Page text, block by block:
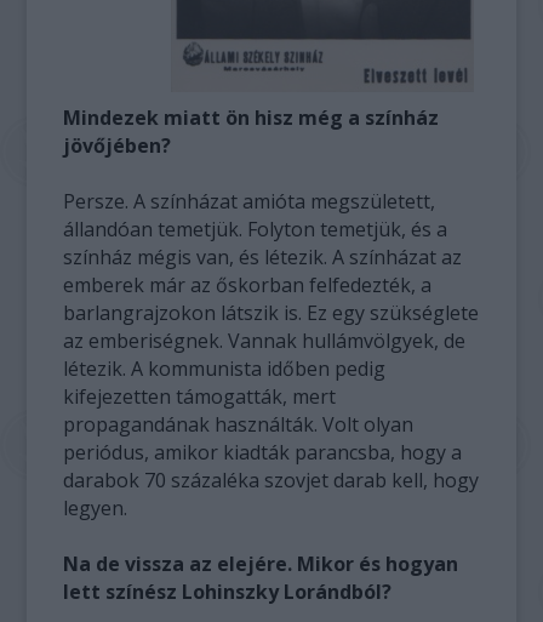
Mindezek miatt ön hisz még a színház
jövőjében?
Persze. A színházat amióta megszületett,
állandóan temetjük. Folyton temetjük, és a
színház mégis van, és létezik. A színházat az
emberek már az őskorban felfedezték, a
barlangrajzokon látszik is. Ez egy szükséglete
az emberiségnek. Vannak hullámvölgyek, de
létezik. A kommunista időben pedig
kifejezetten támogatták, mert
propagandának használták. Volt olyan
periódus, amikor kiadták parancsba, hogy a
darabok 70 százaléka szovjet darab kell, hogy
legyen.
Na de vissza az elejére. Mikor és hogyan
lett színész Lohinszky Lorándból?